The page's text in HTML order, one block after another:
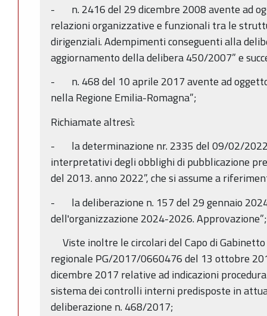
- n. 2416 del 29 dicembre 2008 avente ad
relazioni organizzative e funzionali tra le
dirigenziali. Adempimenti conseguenti alla
aggiornamento della delibera 450/2007” e
- n. 468 del 10 aprile 2017 avente ad
nella Regione Emilia-Romagna”;
Richiamate altresì:
- la determinazione nr. 2335 del 09/02/
interpretativi degli obblighi di pubblicazione
del 2013. anno 2022”, che si assume a
- la deliberazione n. 157 del 29 gennaio
dell'organizzazione 2024-2026. Approvazione”;
Viste inoltre le circolari del Capo di
regionale PG/2017/0660476 del 13 ottobre
dicembre 2017 relative ad indicazioni
sistema dei controlli interni predisposte in
deliberazione n. 468/2017;